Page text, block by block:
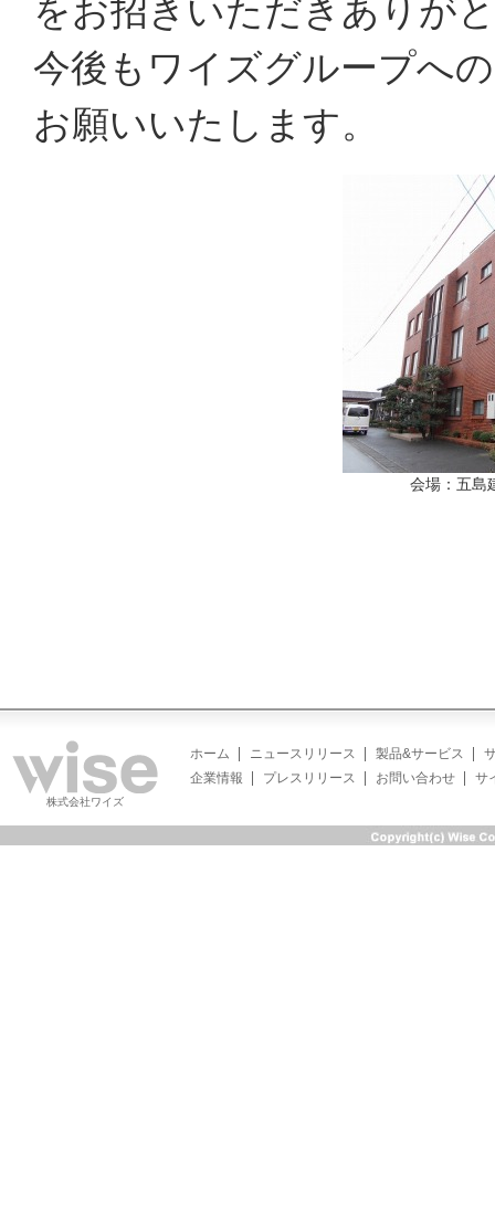
をお招きいただきありが
今後もワイズグループへ
お願いいたします。
会場：五島
株式会社ワイズ
ホーム ニュースリリース 製品&サービス
企業情報
プレスリリース お問い合わせ サ